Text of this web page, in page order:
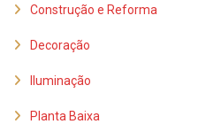
Construção e Reforma
Decoração
Iluminação
Planta Baixa